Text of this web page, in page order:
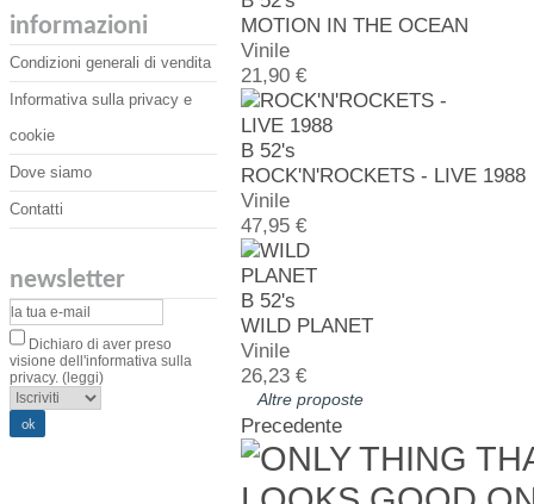
informazioni
Condizioni generali di vendita
Informativa sulla privacy e
cookie
Dove siamo
Contatti
newsletter
Dichiaro di aver preso
visione dell'informativa sulla
privacy. (leggi)
MOTION IN THE OCEAN
Vinile
21,90 €
B 52's
ROCK'N'ROCKETS - LIVE 1988
Vinile
47,95 €
B 52's
WILD PLANET
Vinile
26,23 €
Altre proposte
Precedente